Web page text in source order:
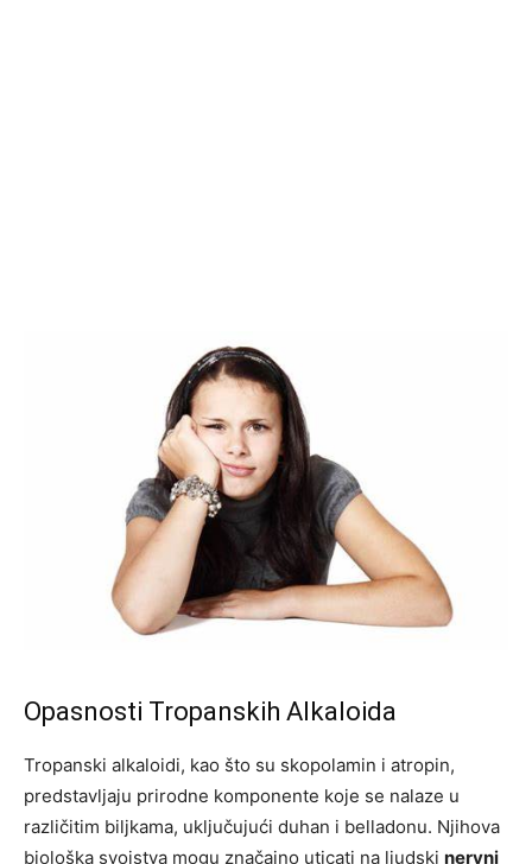
Opasnosti Tropanskih Alkaloida
Tropanski alkaloidi, kao što su skopolamin i atropin,
predstavljaju prirodne komponente koje se nalaze u
različitim biljkama, uključujući duhan i belladonu. Njihova
biološka svojstva mogu značajno uticati na ljudski nervni